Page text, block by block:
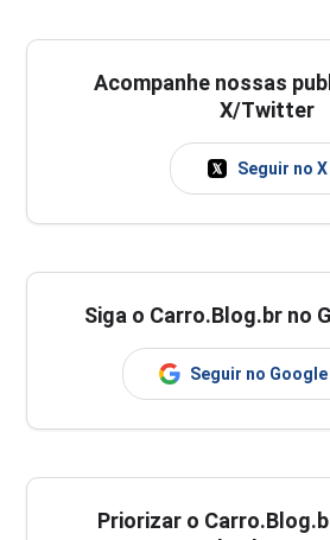
Acompanhe nossas
X/Twitter
Seguir no X
Siga o Carro.Blog.br no
Seguir no Google
Priorizar o